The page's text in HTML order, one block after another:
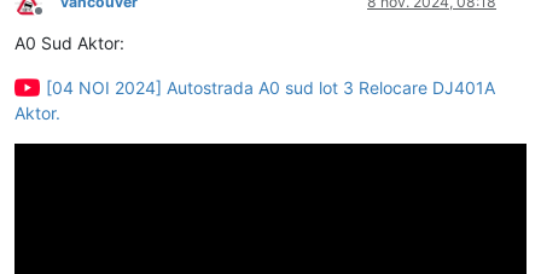
Deconectat
A0 Sud Aktor:
[04 NOI 2024] Autostrada A0 sud lot 3 Relocare DJ401A
Aktor.